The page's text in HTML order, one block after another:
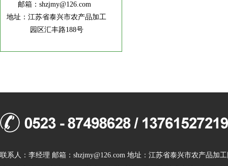
邮箱：shzjmy@126.com
地址：江苏省泰兴市农产品加工
园区汇丰路188号
联系人：李经理 邮箱：shzjmy@126.com 地址：江苏省泰兴市农产品加